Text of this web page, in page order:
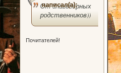
написал(а):
От благодарных
родственников))
Почитателей!